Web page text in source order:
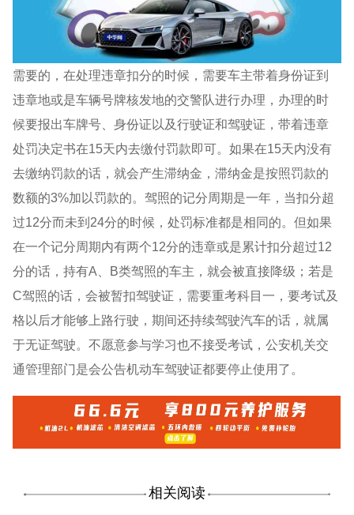
需要的，在处理违章扣分的时候，需要车主带着身份证到
违章地或是车辆号牌核发地的交警队进行办理，办理的时
候要报出车牌号、身份证以及行驶证和驾驶证，带着违章
处罚决定书在15天内去缴付罚款即可。如果在15天内没有
去缴纳罚款的话，就会产生滞纳金，滞纳金是按照罚款的
数额的3%加以罚款的。驾照的记分周期是一年，当扣分超
过12分而未到24分的时候，处罚标准都是相同的。但如果
在一个记分周期内有两个12分的违章或是累计扣分超过12
分的话，持有A、B类驾照的车主，就会被直接降级；若是
C驾照的话，会被暂扣驾驶证，需要重考科目一，要考试及
格以后才能够上路行驶，期间还持续驾驶汽车的话，就属
于无证驾驶。不愿意参与学习也不接受考试，公安机关交
通管理部门是会公告机动车驾驶证都要停止使用了。
相关阅读